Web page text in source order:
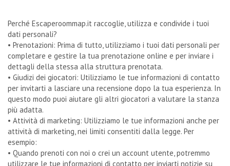
Perché Escaperoommap.it raccoglie, utilizza e condivide i tuoi
dati personali?
• Prenotazioni: Prima di tutto, utilizziamo i tuoi dati personali per
completare e gestire la tua prenotazione online e per inviare i
dettagli della stessa alla struttura prenotata.
• Giudizi dei giocatori: Utilizziamo le tue informazioni di contatto
per invitarti a lasciare una recensione dopo la tua esperienza. In
questo modo puoi aiutare gli altri giocatori a valutare la stanza
più adatta.
• Attività di marketing: Utilizziamo le tue informazioni anche per
attività di marketing, nei limiti consentiti dalla legge. Per
esempio:
• Quando prenoti con noi o crei un account utente, potremmo
utilizzare le tue informazioni di contatto per inviarti notizie su